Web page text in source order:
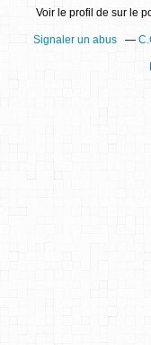
Voir le profil de sur le
Signaler un abus